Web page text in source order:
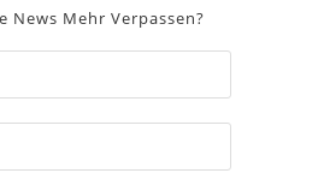
News Mehr Verpassen?